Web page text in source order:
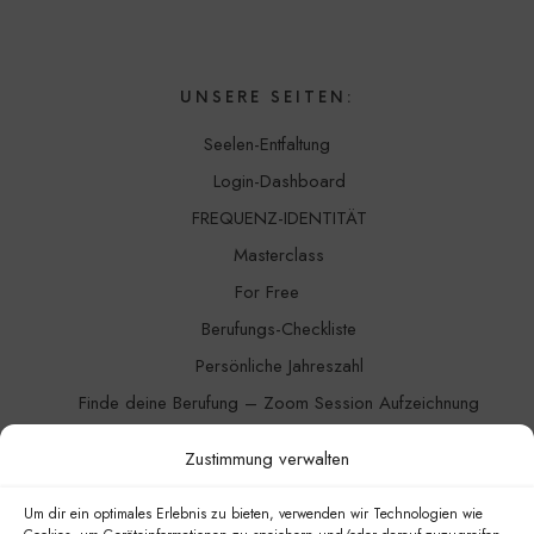
Zustimmung verwalten
Um dir ein optimales Erlebnis zu bieten, verwenden wir Technologien wie
UNSERE SEITEN:
Seelen-Entfaltung
Login-Dashboard
FREQUENZ-IDENTITÄT
Masterclass
For Free
Berufungs-Checkliste
Persönliche Jahreszahl
Finde deine Berufung – Zoom Session Aufzeichnung
Blog
Kontakt